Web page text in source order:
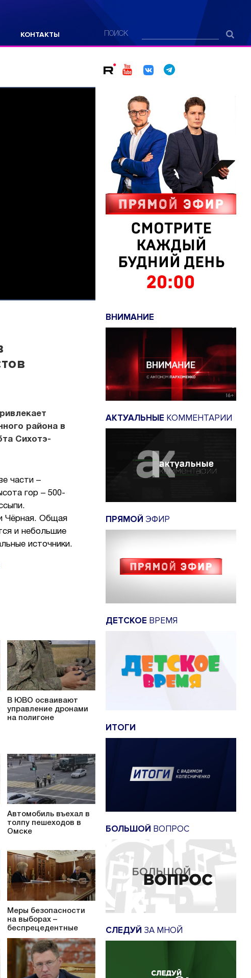
КОНТАКТЫ ПОИСК
района в
Сихотэ-
части –
гор – 500-
Чёрная. Общая
и небольшие
источники.
В ЮВО осваивают
управление дронами
на полигоне
Автомобиль въехал в
толпу пешеходов в
Омске
Меры безопасности
на выборах –
беспрецедентные
ВНИМАНИЕ
АКТУАЛЬНЫЕ КОММЕНТАРИИ
ПРЯМОЙ ЭФИР
ДЕТСКОЕ ВРЕМЯ
ИТОГИ
БОЛЬШОЙ ВОПРОС
СЛЕДУЙ ЗА МНОЙ